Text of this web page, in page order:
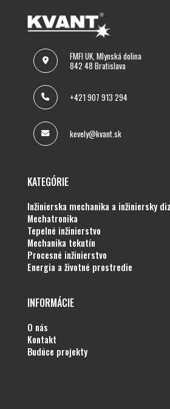
FMFI UK, Mlynská dolina
842 48 Bratislava
+421 907 913 294
kevely@kvant.sk
KATEGÓRIE
inžinierska mechanika a inžiniersky
mechatronika
tepelné inžinierstvo
mechanika tekutín
procesné inžinierstvo
energia a životné prostredie
INFORMÁCIE
o nás
kontakt
budúce projekty